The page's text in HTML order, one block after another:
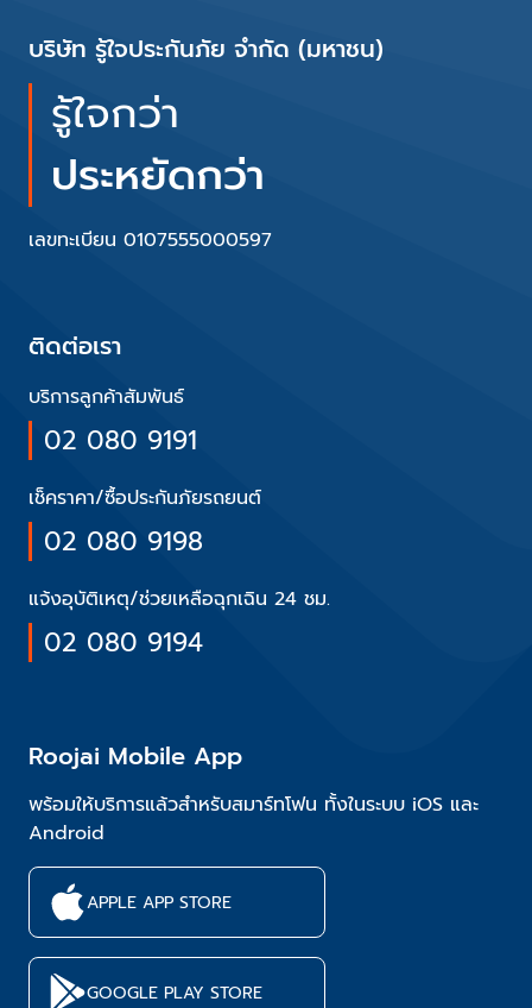
บริษัท รู้ใจประกันภัย จำกัด (มหาชน)
รู้ใจกว่า
ประหยัดกว่า
เลขทะเบียน 0107555000597
ติดต่อเรา
บริการลูกค้าสัมพันธ์
02 080 9191
เช็คราคา/ซื้อประกันภัยรถยนต์
02 080 9198
แจ้งอุบัติเหตุ/ช่วยเหลือฉุกเฉิน 24 ชม.
02 080 9194
Roojai Mobile App
พร้อมให้บริการแล้วสำหรับสมาร์ทโฟน ทั้งในระบบ iOS และ
Android
APPLE APP STORE
GOOGLE PLAY STORE